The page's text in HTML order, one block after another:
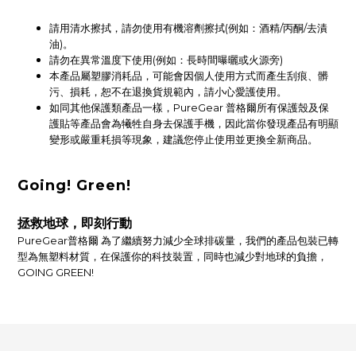
請用清水擦拭，請勿使用有機溶劑擦拭(例如：酒精/丙酮/去漬
油)。
請勿在異常溫度下使用(例如：長時間曝曬或火源旁)
本產品屬塑膠消耗品，可能會因個人使用方式而產生刮痕、髒
污、損耗，恕不在退換貨規範內，請小心愛護使用。
如同其他保護類產品一樣，PureGear 普格爾所有保護殼及保
護貼等產品會為犧牲自身去保護手機，因此當你發現產品有明顯
變形或嚴重耗損等現象，建議您停止使用並更換全新商品。
Going! Green!
拯救地球，即刻行動
PureGear普格爾 為了繼續努力減少全球排碳量，我們的產品包裝已轉
型為無塑料材質，在保護你的科技裝置，同時也減少對地球的負擔，
GOING GREEN!